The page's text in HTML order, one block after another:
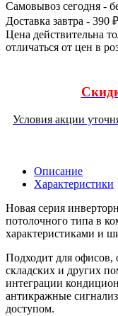
Самовывоз сегодня -
Доставка завтра - 390 ₽
Цена действительна
отличаться от цен в
Условия акции
Описание
Характеристики
Новая серия
потолочного типа в
характеристиками и
Подходит для офисов,
складских и других
интеграции
антикражные
доступом.